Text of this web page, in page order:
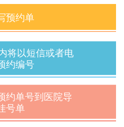
预约单
将以短信或者电
约编号
约单号到医院导
号单